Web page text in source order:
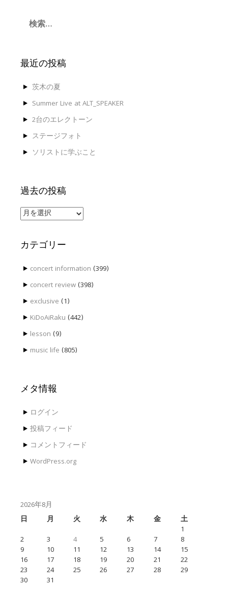
最近の投稿
茨木の夏
Summer Live at ALT_SPEAKER
2台のエレクトーン
ステージフォト
ソリストに学ぶこと
過去の投稿
過
去
投
稿
カテゴリー
concert information (399)
concert review(398)
exclusive (1)
KiDoAiRaku (442)
lesson (9)
music life (805)
メタ情報
ログイン
投稿フィード
コメントフィード
WordPress.org
2026年8月
日
月 火 水 木 金
土
1
2
3 4 5 6 7
8
9
10 11 12 13 14
15
16
17 18 19 20 21
22
23
24 25 26 27 28
29
30
31